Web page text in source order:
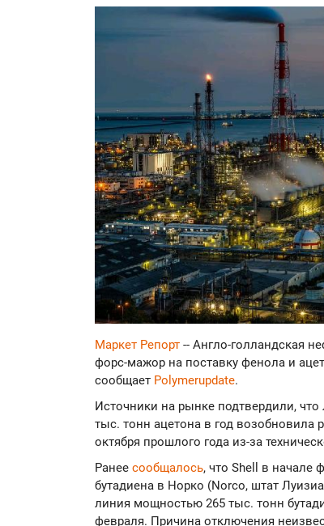
Маркет Репорт -- Англо-голландская
форс-мажор на поставку фенола и
сообщает Polymerupdate.
Источники на рынке подтвердили,
тыс. тонн ацетона в год возобновила
октября прошлого года из-за
Ранее сообщалось, что Shell в начале
бутадиена в Норко (Norco, штат
линия мощностью 265 тыс. тонн
февраля. Причина отключения